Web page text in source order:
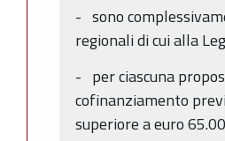
- sono
regionali di cui alla
- per ciascuna
cofinanziamento
superiore a euro